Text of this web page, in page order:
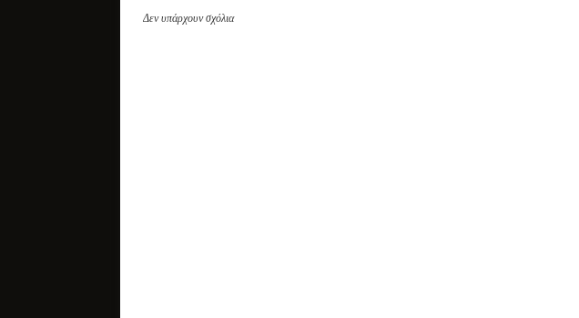
Δεν υπάρχουν σχόλια